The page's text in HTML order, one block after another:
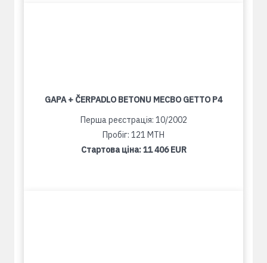
GAPA + ČERPADLO BETONU MECBO GETTO P4
Перша реєстрація: 10/2002
Пробіг: 121 MTH
Стартова ціна:11 406 EUR